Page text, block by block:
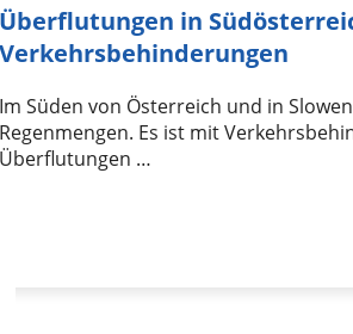
Überflutungen in
Verkehrsbehinderungen
Im Süden von Österreich und in
Regenmengen. Es ist mit
Überflutungen …